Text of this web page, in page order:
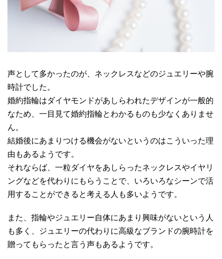
声として多かったのが、ネックレスなどのジュエリーや腕
時計でした。
婚約指輪はダイヤモンドがあしらわれたデザインが一般的
なため、一目見て婚約指輪とわかるものも少なくありませ
ん。
結婚後にあまりつける機会がないというのはこういった理
由もあるようです。
それならば、一粒ダイヤをあしらったネックレスやイヤリ
ングなどを代わりにもらうことで、いろいろなシーンで活
用することができると考える人も多いようです。
また、指輪やジュエリー自体にあまり興味がないという人
も多く、ジュエリーの代わりに高級なブランドの腕時計を
贈ってもらったと言う声もあるようです。